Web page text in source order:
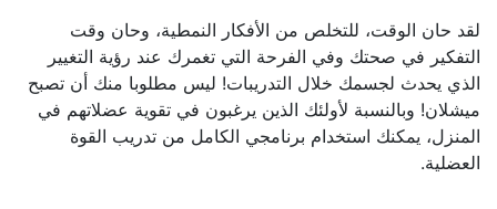
لقد حان الوقت، للتخلص من الأفكار النمطية، وحان وقت
التفكير في صحتك وفي الفرحة التي تغمرك عند رؤية التغيير
الذي يحدث لجسمك خلال التدريبات! ليس مطلوبا منك أن تصبح
ميشلان! وبالنسبة لأولئك الذين يرغبون في تقوية عضلاتهم في
المنزل، يمكنك استخدام برنامجي الكامل من تدريب القوة
العضلية.